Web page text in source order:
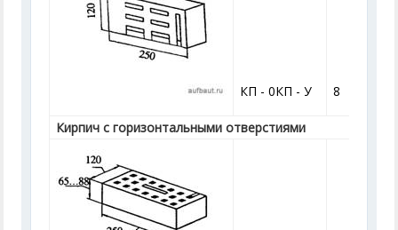
КП - 0КП - У 8
Кирпич с горизонтальными отверстиями